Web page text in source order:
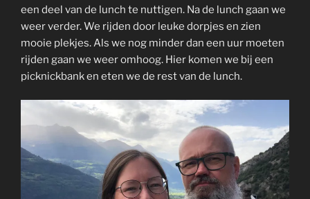
een deel van de lunch te nuttigen. Na de lunch gaan we
weer verder. We rijden door leuke dorpjes en zien
mooie plekjes. Als we nog minder dan een uur moeten
rijden gaan we weer omhoog. Hier komen we bij een
picknickbank en eten we de rest van de lunch.